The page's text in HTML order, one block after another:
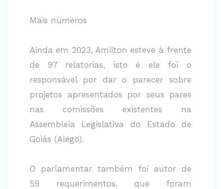
Mais números
Ainda em 2023, Amilton esteve à frente
de 97 relatorias, isto é ele foi o
responsável por dar o parecer sobre
projetos apresentados por seus pares
nas comissões existentes na
Assembleia Legislativa do Estado de
Goiás (Alego).
O parlamentar também foi autor de
59 requerimentos, que foram